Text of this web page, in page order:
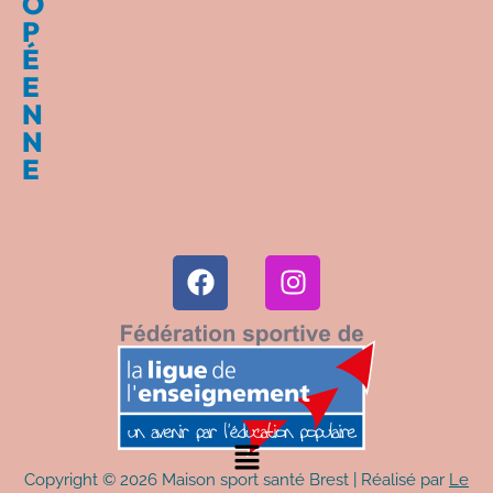
P
É
E
N
N
E
Copyright © 2026 Maison sport santé Brest | Réalisé par Le